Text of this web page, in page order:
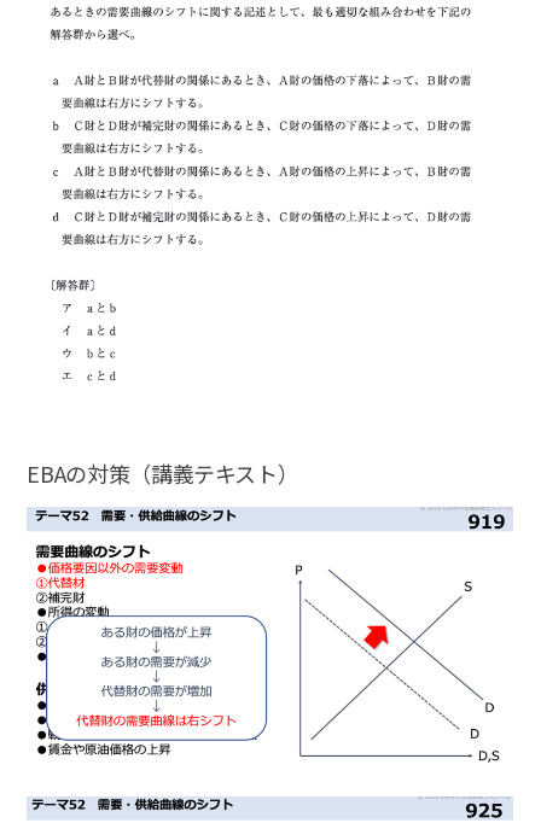
EBAの対策（講義テキスト）